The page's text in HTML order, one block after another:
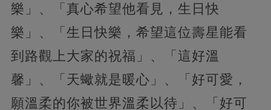
樂」、「真心希望他看見，生日快
樂」、「生日快樂，希望這位壽星能看
到路觀上大家的祝福」、「這好溫
馨」、「天蠍就是暖心」、「好可愛，
願溫柔的你被世界溫柔以待」、「好可